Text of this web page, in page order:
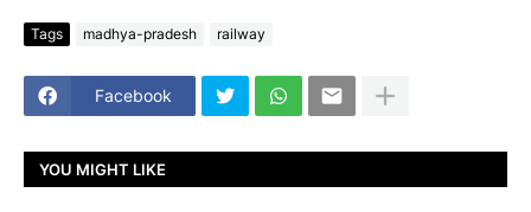
Tags madhya-pradesh railway
Facebook
YOU MIGHT LIKE